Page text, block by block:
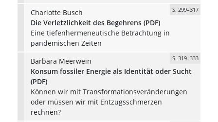
Charlotte Busch
S. 299–317
Die Verletzlichkeit des Begehrens (PDF)
Eine tiefenhermeneutische Betrachtung in
pandemischen Zeiten
Barbara Meerwein
S. 319–333
Konsum fossiler Energie als Identität oder Sucht
(PDF)
Können wir mit Transformationsveränderungen
oder müssen wir mit Entzugsschmerzen
rechnen?